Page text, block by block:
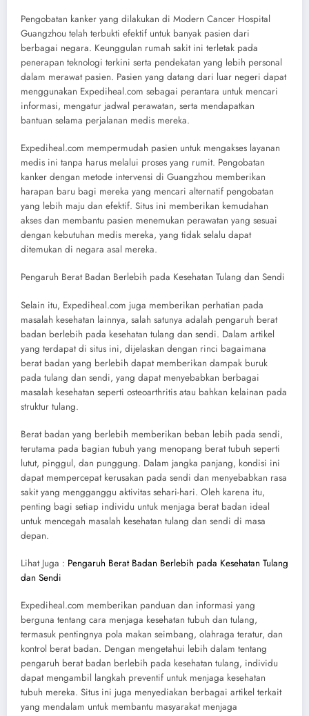
Pengobatan kanker yang dilakukan di Modern Cancer Hospital
Guangzhou telah terbukti efektif untuk banyak pasien dari
berbagai negara. Keunggulan rumah sakit ini terletak pada
penerapan teknologi terkini serta pendekatan yang lebih personal
dalam merawat pasien. Pasien yang datang dari luar negeri dapat
menggunakan Expediheal.com sebagai perantara untuk mencari
informasi, mengatur jadwal perawatan, serta mendapatkan
bantuan selama perjalanan medis mereka.
Expediheal.com mempermudah pasien untuk mengakses layanan
medis ini tanpa harus melalui proses yang rumit. Pengobatan
kanker dengan metode intervensi di Guangzhou memberikan
harapan baru bagi mereka yang mencari alternatif pengobatan
yang lebih maju dan efektif. Situs ini memberikan kemudahan
akses dan membantu pasien menemukan perawatan yang sesuai
dengan kebutuhan medis mereka, yang tidak selalu dapat
ditemukan di negara asal mereka.
Pengaruh Berat Badan Berlebih pada Kesehatan Tulang dan Sendi
Selain itu, Expediheal.com juga memberikan perhatian pada
masalah kesehatan lainnya, salah satunya adalah pengaruh berat
badan berlebih pada kesehatan tulang dan sendi. Dalam artikel
yang terdapat di situs ini, dijelaskan dengan rinci bagaimana
berat badan yang berlebih dapat memberikan dampak buruk
pada tulang dan sendi, yang dapat menyebabkan berbagai
masalah kesehatan seperti osteoarthritis atau bahkan kelainan pada
struktur tulang.
Berat badan yang berlebih memberikan beban lebih pada sendi,
terutama pada bagian tubuh yang menopang berat tubuh seperti
lutut, pinggul, dan punggung. Dalam jangka panjang, kondisi ini
dapat mempercepat kerusakan pada sendi dan menyebabkan rasa
sakit yang mengganggu aktivitas sehari-hari. Oleh karena itu,
penting bagi setiap individu untuk menjaga berat badan ideal
untuk mencegah masalah kesehatan tulang dan sendi di masa
depan.
Lihat Juga : Pengaruh Berat Badan Berlebih pada Kesehatan Tulang
dan Sendi
Expediheal.com memberikan panduan dan informasi yang
berguna tentang cara menjaga kesehatan tubuh dan tulang,
termasuk pentingnya pola makan seimbang, olahraga teratur, dan
kontrol berat badan. Dengan mengetahui lebih dalam tentang
pengaruh berat badan berlebih pada kesehatan tulang, individu
dapat mengambil langkah preventif untuk menjaga kesehatan
tubuh mereka. Situs ini juga menyediakan berbagai artikel terkait
yang mendalam untuk membantu masyarakat menjaga